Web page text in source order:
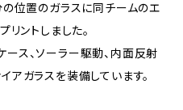
位置のガラスに同チームのエ
リントしました。
ス、ソーラー駆動、内面反射
アガラスを装備しています。